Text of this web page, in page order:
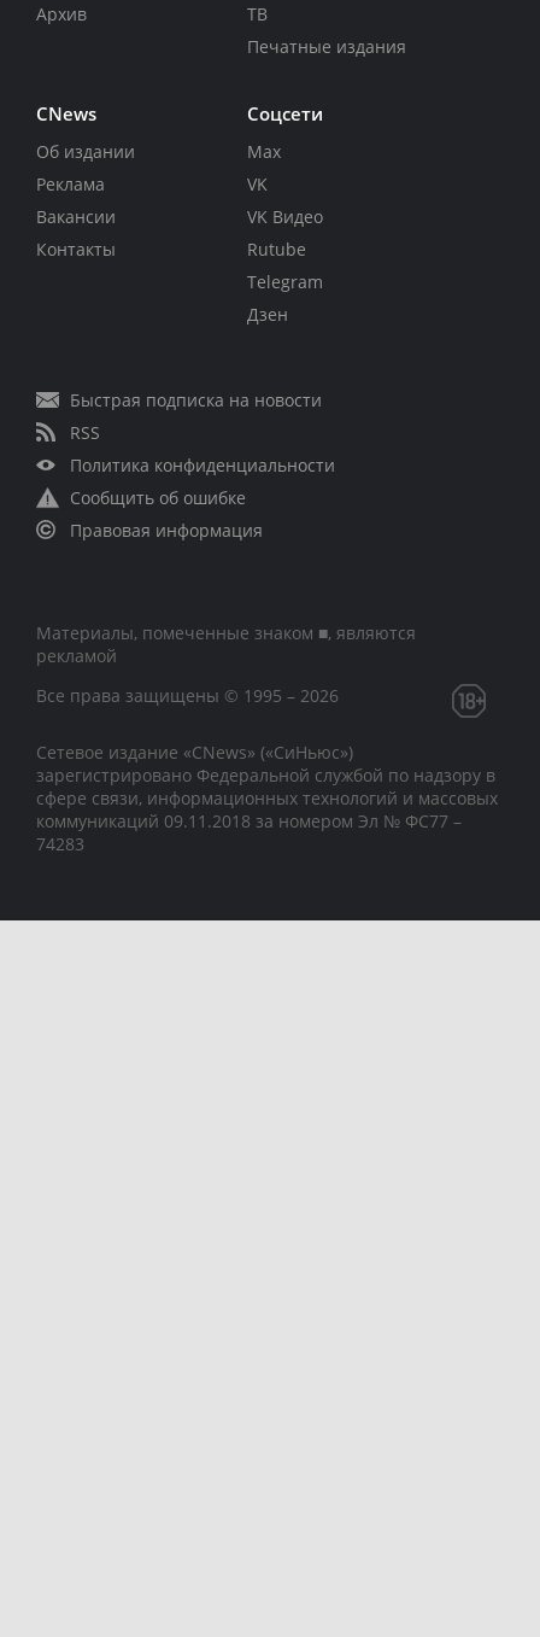
Архив
ТВ
Печатные издания
CNews
Об издании
Реклама
Вакансии
Контакты
Соцсети
Max
VK
VK Видео
Rutube
Telegram
Дзен
Быстрая подписка на новости
RSS
Политика конфиденциальности
Сообщить об ошибке
Правовая информация
Материалы, помеченные знаком ■, являются
рекламой
Все права защищены © 1995 – 2026
Сетевое издание «CNews» («СиНьюс»)
зарегистрировано Федеральной службой по надзору в
сфере связи, информационных технологий и массовых
коммуникаций 09.11.2018 за номером Эл № ФС77 –
74283